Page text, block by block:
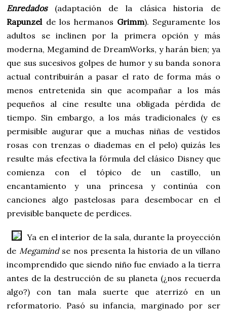
Enredados(adaptación de la clásica historia de
Rapunzel de los hermanos Grimm). Seguramente los
adultos se inclinen por la primera opción y más
moderna, Megamind de DreamWorks, y harán bien; ya
que sus sucesivos golpes de humor y su banda sonora
actual contribuirán a pasar el rato de forma más o
menos entretenida sin que acompañar a los más
pequeños al cine resulte una obligada pérdida de
tiempo. Sin embargo, a los más tradicionales (y es
permisible augurar que a muchas niñas de vestidos
rosas con trenzas o diademas en el pelo) quizás les
resulte más efectiva la fórmula del clásico Disney que
comienza con el tópico de un castillo, un
encantamiento y una princesa y continúa con
canciones algo pastelosas para desembocar en el
previsible banquete de perdices.
Ya en el interior de la sala, durante la proyección
de Megamindse nos presenta la historia de un villano
incomprendido que siendo niño fue enviado a la tierra
antes de la destrucción de su planeta (¿nos recuerda
algo?) con tan mala suerte que aterrizó en un
reformatorio. Pasó su infancia, marginado por ser